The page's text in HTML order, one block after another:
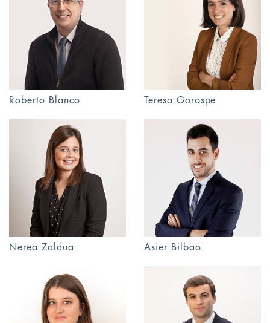
Roberto Blanco Teresa Gorospe
Nerea Zaldua Asier Bilbao